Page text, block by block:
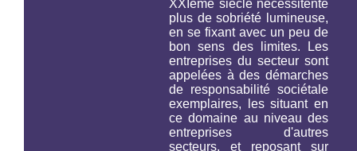
XXIème siècle nécessitente
plus de sobriété lumineuse,
en se fixant avec un peu de
bon sens des limites. Les
entreprises du secteur sont
appelées à des démarches
de responsabilité sociétale
exemplaires, les situant en
ce domaine au niveau des
entreprises d'autres
secteurs, et reposant sur